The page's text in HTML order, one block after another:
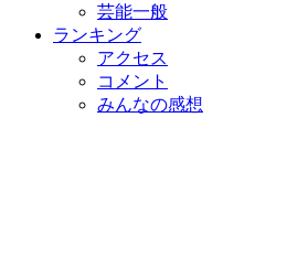
芸能一般
ランキング
アクセス
コメント
みんなの感想